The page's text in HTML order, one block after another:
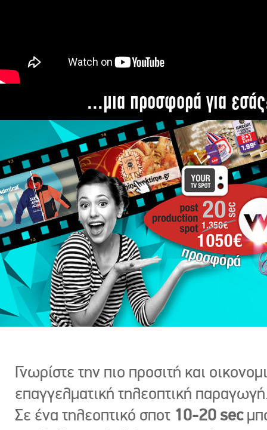
...μια προσφορά για
Γνωρίστε την πιο προσιτή και
επαγγελματική τηλεοπτική
Σε ένα τηλεοπτικό σποτ 10-20 sec